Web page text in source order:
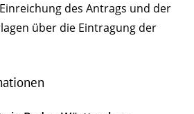
des Antrags und der
über die Eintragung der